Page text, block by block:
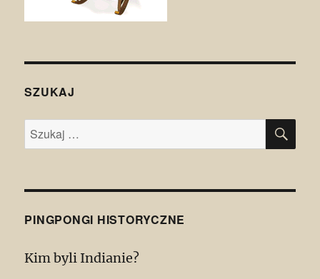
SZUKAJ
Szukaj:
PINGPONGI HISTORYCZNE
Kim byli Indianie?